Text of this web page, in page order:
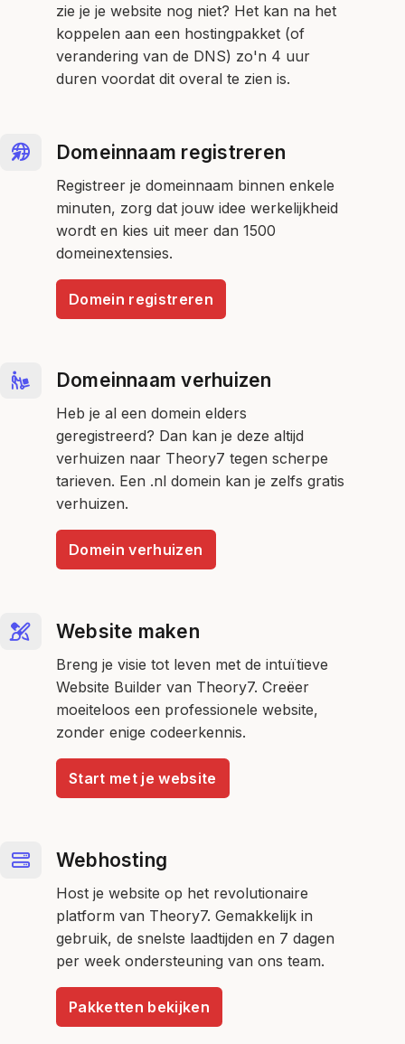
zie je je website nog niet? Het kan na het
koppelen aan een hostingpakket (of
verandering van de DNS) zo'n 4 uur
duren voordat dit overal te zien is.
Domeinnaam registreren
Registreer je domeinnaam binnen enkele
minuten, zorg dat jouw idee werkelijkheid
wordt en kies uit meer dan 1500
domeinextensies.
Domein registreren
Domeinnaam verhuizen
Heb je al een domein elders
geregistreerd? Dan kan je deze altijd
verhuizen naar Theory7 tegen scherpe
tarieven. Een .nl domein kan je zelfs gratis
verhuizen.
Domein verhuizen
Website maken
Breng je visie tot leven met de intuïtieve
Website Builder van Theory7. Creëer
moeiteloos een professionele website,
zonder enige codeerkennis.
Start met je website
Webhosting
Host je website op het revolutionaire
platform van Theory7. Gemakkelijk in
gebruik, de snelste laadtijden en 7 dagen
per week ondersteuning van ons team.
Pakketten bekijken